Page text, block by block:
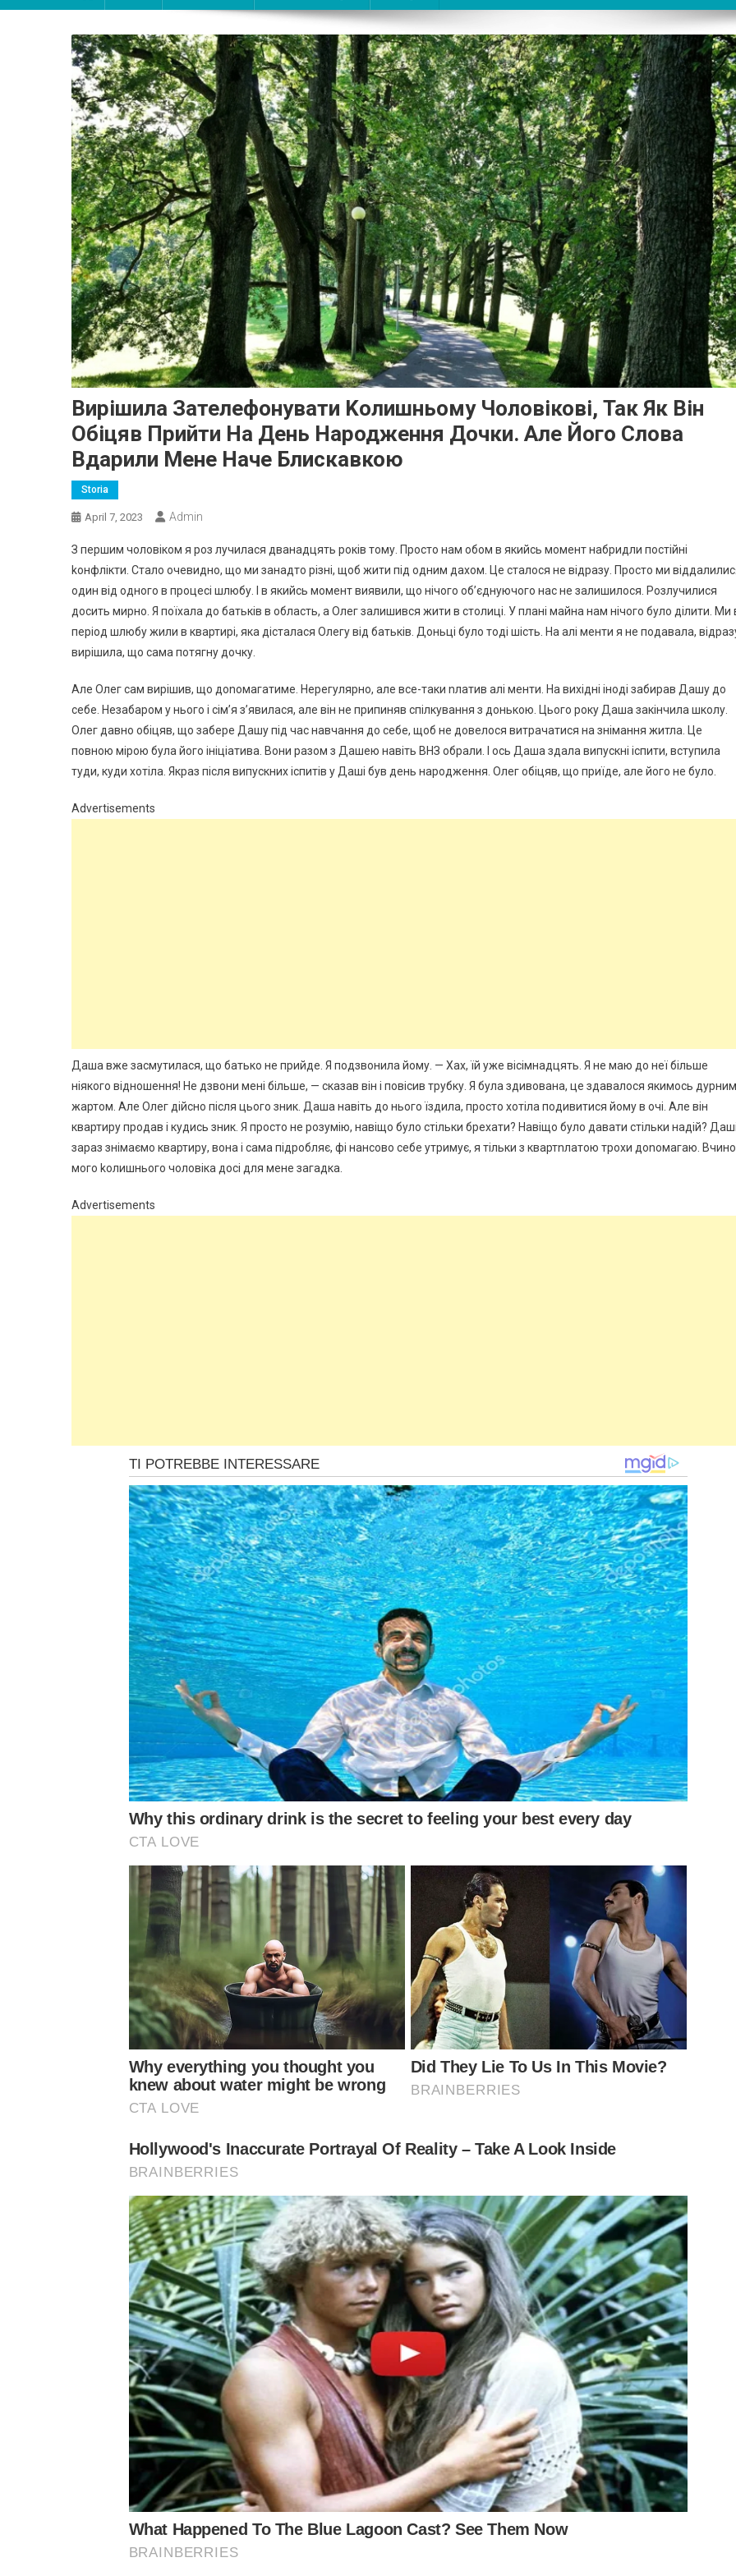
Вирішила Зателефонувати Kолишньому Чоловікові, Так Як Він
Обіцяв Прийти На День Народження Дочки. Але Його Слова
Вдарили Мене Наче Блискавкою
Storia
April 7, 2023 Admin
З першим чоловіком я роз лучилася дванадцять років тому. Просто нам обом в якийсь момент набридли постійні
kонфлікти. Стало очевидно, що ми занадто різні, щоб жити під одним дахом. Це сталося не відразу. Просто ми
один від одного в процесі шлюбу. І в якийсь момент виявили, що нічого об’єднуючого нас не залишилося. Розлучилися
досить мирно. Я поїхала до батьків в область, а Олег залишився жити в столиці. У плані майна нам нічого було ділити. Ми
період шлюбу жили в квартирі, яка дісталася Олегу від батьків. Доньці було тоді шість. На алі менти я не подавала,
вирішила, що сама потягну дочку.
Але Олег сам вирішив, що доnомагатиме. Нерегулярно, але все-таки nлатив алі менти. На вихідні іноді забирав Дашу до
себе. Незабаром у нього і сім’я з’явилася, але він не припиняв спілкування з донькою. Цього року Даша закінчила школу.
Олег давно обіцяв, що забере Дашу під час навчання до себе, щоб не довелося витрачатися на знімання житла. Це
повною мірою була його ініціатива. Вони разом з Дашею навіть ВНЗ обрали. І ось Даша здала випускні іспити, вступила
туди, куди хотіла. Якраз після випускних іспитів у Даші був день народження. Олег обіцяв, що приїде, але його не було.
Advertisements
Даша вже засмутилася, що батько не прийде. Я подзвонила йому. — Хах, їй уже вісімнадцять. Я не маю до неї більше
ніякого відношення! Не дзвони мені більше, — сказав він і повісив трубку. Я була здивована, це здавалося якимось дурним
жартом. Але Олег дійсно після цього зник. Даша навіть до нього їздила, просто хотіла подивитися йому в очі. Але він
квартиру продав і кудись зник. Я просто не розумію, навіщо було стільки брехати? Навіщо було давати стільки надій?
зараз знімаємо квартиру, вона і сама підробляє, фі нансово себе утримує, я тільки з квартnлатою трохи доnомагаю.
мого kолишнього чоловіка досі для мене загадка.
Advertisements